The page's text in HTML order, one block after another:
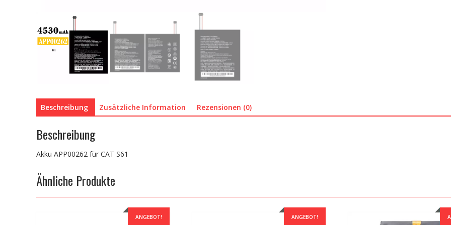
Beschreibung Zusätzliche Information Rezensionen (0)
Beschreibung
Akku APP00262 für CAT S61
Ähnliche Produkte
ANGEBOT! ANGEBOT!